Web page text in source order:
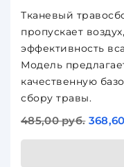
Тканевый
пропускает
эффективность
Модель
качественную
сбору травы.
485,00 руб.